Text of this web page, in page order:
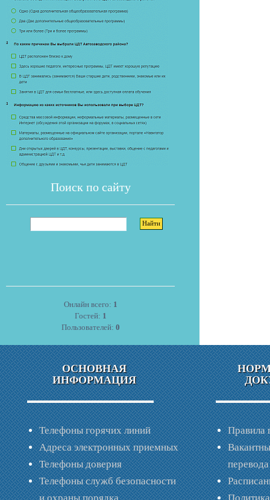
Поиск по сайту
Онлайн всего: 1
Гостей: 1
Пользователей: 0
ОСНОВНАЯ
ИНФОРМАЦИЯ
Телефоны горячих линий
Адреса электронных приемных
Телефоны доверия
Телефоны служб безопасности
Правила
перевода